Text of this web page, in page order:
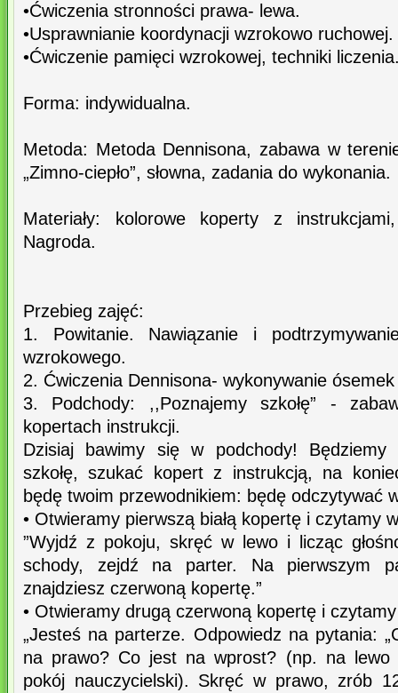
•Ćwiczenia stronności prawa- lewa.
•Usprawnianie koordynacji wzrokowo ruchowej.
•Ćwiczenie pamięci wzrokowej, techniki
Forma: indywidualna.
Metoda: Metoda Dennisona, zabawa w
„Zimno-ciepło”, słowna, zadania do wykonania.
Materiały: kolorowe koperty z
Nagroda.
Przebieg zajęć:
1. Powitanie. Nawiązanie i
wzrokowego.
2. Ćwiczenia Dennisona- wykonywanie
3. Podchody: ,,Poznajemy szkołę” -
kopertach instrukcji.
Dzisiaj bawimy się w podchody! Będziemy
szkołę, szukać kopert z instrukcją, na
będę twoim przewodnikiem: będę odczytywać
• Otwieramy pierwszą białą kopertę i czytamy
”Wyjdź z pokoju, skręć w lewo i licząc
schody, zejdź na parter. Na pierwszym
znajdziesz czerwoną kopertę.”
• Otwieramy drugą czerwoną kopertę i
„Jesteś na parterze. Odpowiedz na pytania:
na prawo? Co jest na wprost? (np. na lewo
pokój nauczycielski). Skręć w prawo, zrób